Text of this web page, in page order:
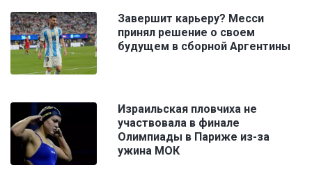
Завершит карьеру? Месси
принял решение о своем
будущем в сборной Аргентины
Израильская пловчиха не
участвовала в финале
Олимпиады в Париже из-за
ужина МОК